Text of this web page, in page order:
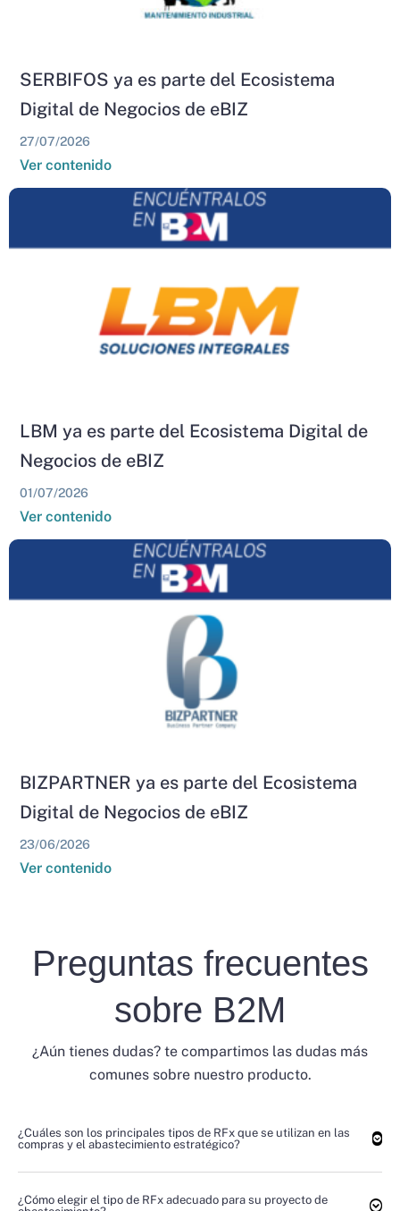
SERBIFOS ya es parte del Ecosistema
Digital de Negocios de eBIZ
27/07/2026
Ver contenido
LBM ya es parte del Ecosistema Digital de
Negocios de eBIZ
01/07/2026
Ver contenido
BIZPARTNER ya es parte del Ecosistema
Digital de Negocios de eBIZ
23/06/2026
Ver contenido
Preguntas frecuentes
sobre B2M
¿Aún tienes dudas? te compartimos las dudas más
comunes sobre nuestro producto.
¿Cuáles son los principales tipos de RFx que se utilizan en las
compras y el abastecimiento estratégico?
¿Cómo elegir el tipo de RFx adecuado para su proyecto de